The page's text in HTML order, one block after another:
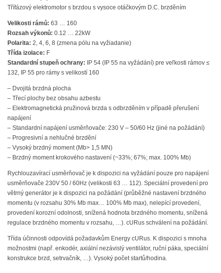
Třífázový elektromotor s brzdou s vysoce otáčkovým D.C. brzděním
Velikosti rámů: 63 … 160
Rozsah výkonů: 0.12 … 22kW
Polarita: 2, 4, 6, 8 (zmena pólu na vyžiadanie)
Třída izolace: F
Standardní stupeň ochrany: IP 54 (IP 55 na vyžádání) pre veľkosti rámov ≤
132, IP 55 pro rámy s velikostí 160
– Dvojitá brzdná plocha
– Třecí plochy bez obsahu azbestu
– Elektromagnetická pružinová brzda s odbrzděním v případě přerušení
napájení
– Standardní napájení usměrňovače: 230 V – 50/60 Hz (jiné na požádání)
– Progresivní a nehlučné brzdění
– Vysoký brzdný moment (Mb> 1,5 MN)
– Brzdný moment krokového nastavení (~33%; 67%; max. 100% Mb)
Rychlouzavírací usměrňovač je k dispozici na vyžádání pouze pro napájení
usměrňovače 230V 50 / 60Hz (velikosti 63 … 112). Speciální provedení pro
větrný generátor je k dispozici na požádání (průběžné nastavení brzdného
momentu (v rozsahu 30% Mb max… 100% Mb max), nelepící provedení,
provedení korozní odolnosti, snížená hodnota brzdného momentu, snížená
regulace brzdného momentu v rozsahu, …). cURus schválení na požádání.
Třída účinnosti odpovídá požadavkům Energy cURus. K dispozici s mnoha
možnostmi (např. enkodér, axiální nezávislý ventilátor, ruční páka, speciální
konstrukce brzd, setrvačník, …). Vysoký počet startů/hodina.